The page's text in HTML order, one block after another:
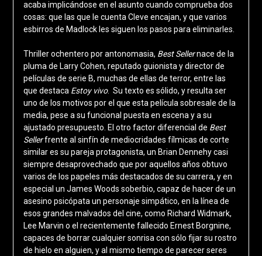
acaba implicándose en el asunto cuando comprueba dos
cosas: que las que le cuenta Cleve encajan, y que varios
esbirros de Madlock les siguen los pasos para eliminarles.
Thriller ochentero por antonomasia, Best Sellernace de la
pluma de Larry Cohen, reputado guionista y director de
películas de serie B, muchas de ellas de terror, entre las
que destaca Estoy vivo. Su texto es sólido, y resulta ser
uno de los motivos por el que esta película sobresale de la
media, pese a su funcional puesta en escena y a su
ajustado presupuesto. El otro factor diferencial de Best
Sellerfrente al sinfín de mediocridades fílmicas de corte
similar es su pareja protagonista, un Brian Dennehy casi
siempre desaprovechado que por aquellos años obtuvo
varios de los papeles más destacados de su carrera, y en
especial un James Woods soberbio, capaz de hacer de un
asesino psicópata un personaje simpático, en la línea de
esos grandes malvados del cine, como Richard Widmark,
Lee Marvin o el recientemente fallecido Ernest Borgnine,
capaces de borrar cualquier sonrisa con sólo fijar su rostro
de hielo en alguien, y al mismo tiempo de parecer seres